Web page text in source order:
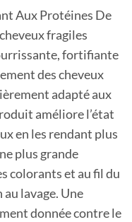
Aux Protéines De
fragiles
fortifiante
des cheveux
adapté aux
améliore l’état
en les rendant plus
plus grande
colorants et au fil du
lavage. Une
donnée contre le